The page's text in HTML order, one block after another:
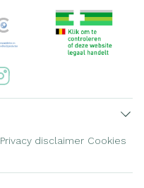
Privacy disclaimer Cookies